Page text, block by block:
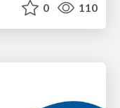
0 110